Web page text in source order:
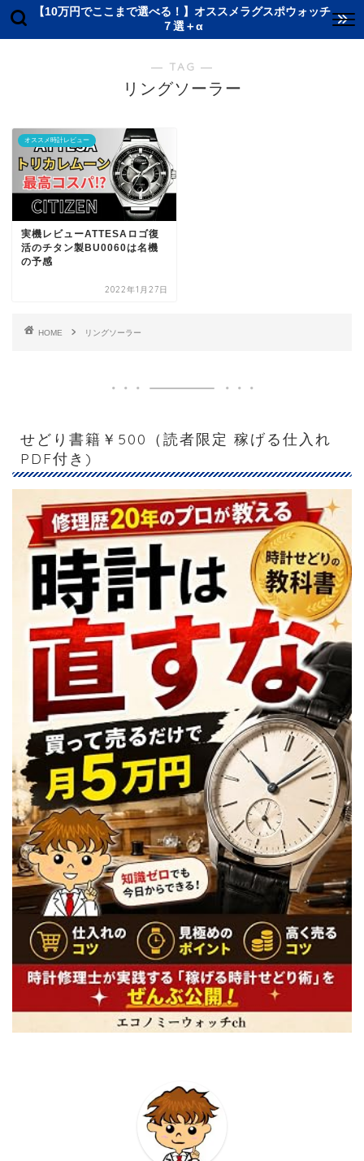
【10万円でここまで選べる！】オススメラグスポウォッチ
７選＋α
― TAG ―
リングソーラー
オススメ時計レビュー
実機レビューATTESAロゴ復
活のチタン製BU0060は名機
の予感
2022年1月27日
HOME リングソーラー
せどり書籍￥500（読者限定 稼げる仕入れ
PDF付き)